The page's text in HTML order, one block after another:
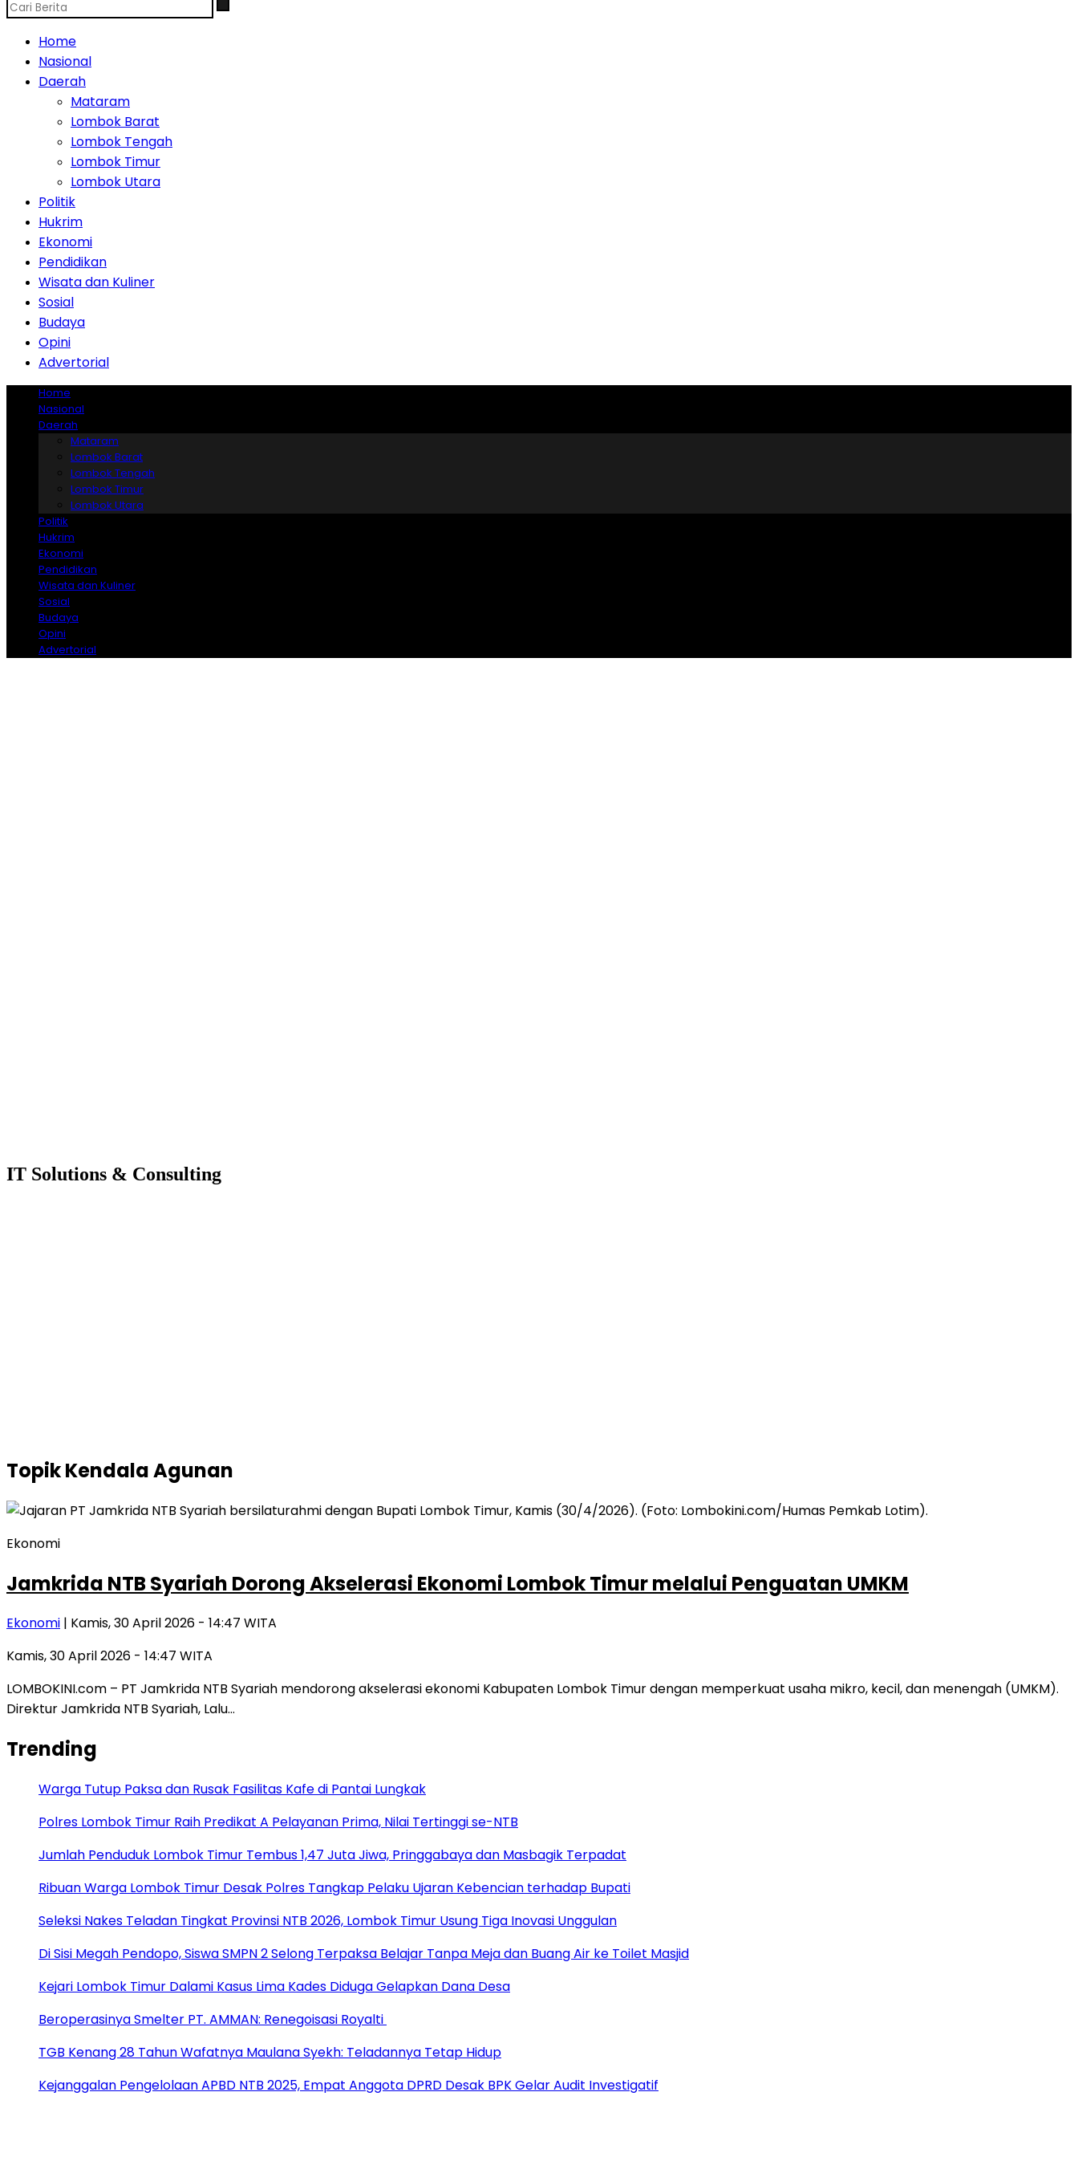
Home
Nasional
Daerah
Mataram
Lombok Barat
Lombok Tengah
Lombok Timur
Lombok Utara
Politik
Hukrim
Ekonomi
Pendidikan
Wisata dan Kuliner
Sosial
Budaya
Opini
Advertorial
Home
Nasional
Daerah
Mataram
Lombok Barat
Lombok Tengah
Lombok Timur
Lombok Utara
Politik
Hukrim
Ekonomi
Pendidikan
Wisata dan Kuliner
Sosial
Budaya
Opini
Advertorial
IT Solutions & Consulting
TopikKendala Agunan
Ekonomi
Jamkrida NTB Syariah Dorong Akselerasi Ekonomi Lombok Timur melalui Penguatan UMKM
Ekonomi | Kamis, 30 April 2026 - 14:47 WITA
Kamis, 30 April 2026 - 14:47 WITA
LOMBOKINI.com – PT Jamkrida NTB Syariah mendorong akselerasi ekonomi Kabupaten Lombok Timur dengan memperkuat usaha mikro, kecil, dan menengah (UMKM).
Direktur Jamkrida NTB Syariah, Lalu…
Trending
Warga Tutup Paksa dan Rusak Fasilitas Kafe di Pantai Lungkak
Polres Lombok Timur Raih Predikat A Pelayanan Prima, Nilai Tertinggi se-NTB
Jumlah Penduduk Lombok Timur Tembus 1,47 Juta Jiwa, Pringgabaya dan Masbagik Terpadat
Ribuan Warga Lombok Timur Desak Polres Tangkap Pelaku Ujaran Kebencian terhadap Bupati
Seleksi Nakes Teladan Tingkat Provinsi NTB 2026, Lombok Timur Usung Tiga Inovasi Unggulan
Di Sisi Megah Pendopo, Siswa SMPN 2 Selong Terpaksa Belajar Tanpa Meja dan Buang Air ke Toilet Masjid
Kejari Lombok Timur Dalami Kasus Lima Kades Diduga Gelapkan Dana Desa
Beroperasinya Smelter PT. AMMAN: Renegoisasi Royalti
TGB Kenang 28 Tahun Wafatnya Maulana Syekh: Teladannya Tetap Hidup
Kejanggalan Pengelolaan APBD NTB 2025, Empat Anggota DPRD Desak BPK Gelar Audit Investigatif